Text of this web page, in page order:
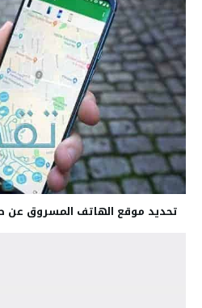
تحديد موقع الهاتف المسروق عن